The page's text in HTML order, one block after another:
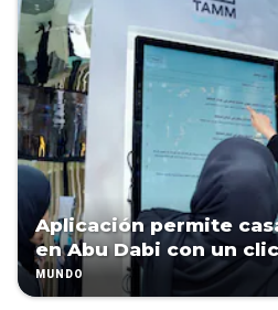
Aplicación permite
en Abu Dabi con un clic
MUNDO